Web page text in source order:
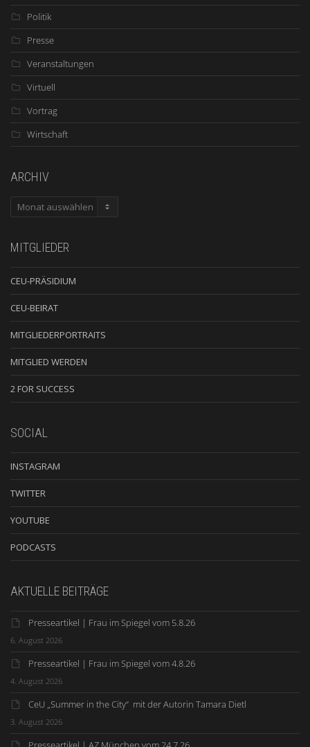
Politik
Presse
Veranstaltungen
Virtuell
Vortrag
Wirtschaft
ARCHIV
ARCHIV
MITGLIEDER
CEU-PRÄSIDIUM
CEU-BEIRAT
MITGLIEDERPORTRAITS
MITGLIED WERDEN
2 FOR SUCCESS
SOCIAL
INSTAGRAM
TWITTER
YOUTUBE
PODCASTS
AKTUELLE BEITRÄGE
Presseartikel | Frau im Spiegel vom 5.8.26
6. August 2026
Presseartikel | Frau im Spiegel vom 4.8.26
4. August 2026
CeU „Summer in the City“ mit der Autorin Tamara Dietl
3. August 2026